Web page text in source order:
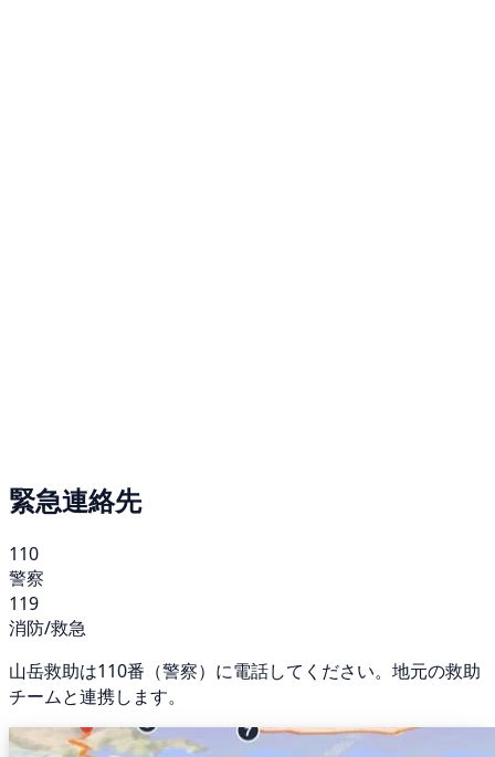
緊急連絡先
110
警察
119
消防/救急
山岳救助は110番（警察）に電話してください。地元の救助
チームと連携します。